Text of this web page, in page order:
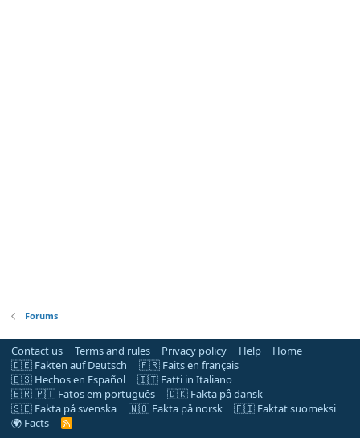
Forums
Contact us Terms and rules Privacy policy Help
Home
🇩🇪 Fakten auf Deutsch
🇫🇷 Faits en français
🇪🇸 Hechos en Español
🇮🇹 Fatti in Italiano
🇧🇷 🇵🇹 Fatos em português
🇩🇰 Fakta på dansk
🇸🇪 Fakta på svenska
🇳🇴 Fakta på norsk
🇫🇮 Faktat suomeksi
🌍 Facts
R